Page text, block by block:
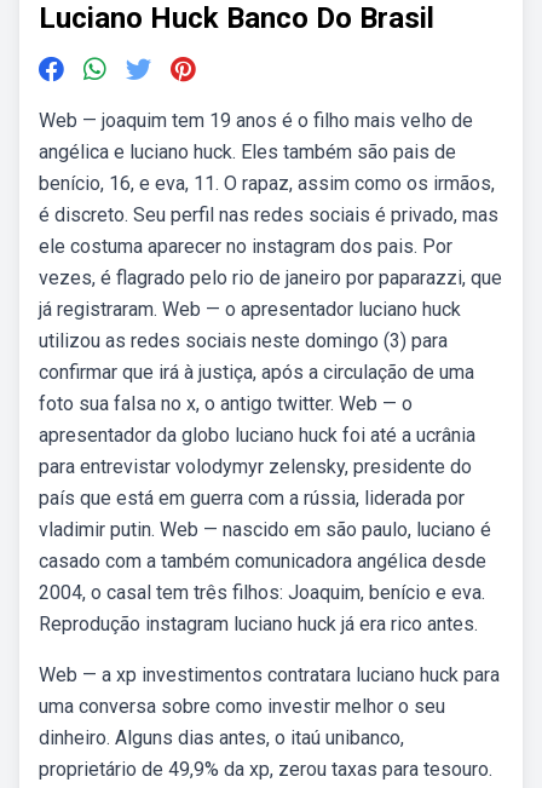
Luciano Huck Banco Do Brasil
Web — joaquim tem 19 anos é o filho mais velho de
angélica e luciano huck. Eles também são pais de
benício, 16, e eva, 11. O rapaz, assim como os irmãos,
é discreto. Seu perfil nas redes sociais é privado, mas
ele costuma aparecer no instagram dos pais. Por
vezes, é flagrado pelo rio de janeiro por paparazzi, que
já registraram. Web — o apresentador luciano huck
utilizou as redes sociais neste domingo (3) para
confirmar que irá à justiça, após a circulação de uma
foto sua falsa no x, o antigo twitter. Web — o
apresentador da globo luciano huck foi até a ucrânia
para entrevistar volodymyr zelensky, presidente do
país que está em guerra com a rússia, liderada por
vladimir putin. Web — nascido em são paulo, luciano é
casado com a também comunicadora angélica desde
2004, o casal tem três filhos: Joaquim, benício e eva.
Reprodução instagram luciano huck já era rico antes.
Web — a xp investimentos contratara luciano huck para
uma conversa sobre como investir melhor o seu
dinheiro. Alguns dias antes, o itaú unibanco,
proprietário de 49,9% da xp, zerou taxas para tesouro.